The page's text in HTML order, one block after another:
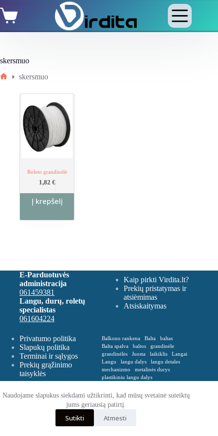
to
content
Naudojame slapukus siekdami užtikrinti, kad mūsų svetainė suteiktų
jums geriausią patirtį.
Sutikti Atmesti
Shopping
cart
skersmuo
skersmuo
Roleto grandinėlė
1,82 €
Į krepšelį
E-Parduotuvės
administracija
061459381
Langu, durų, roletų
specialistas
061604224
Kaip pirkti Virdita.lt?
Prekių pristatymas ir
atsiėmimas
Atsiskaitymas
Privatumo politika
Slapukų politika
Terminai ir sąlygos
Prekių grąžinimo
taisyklės
Balkono rankena Balta
baltas
Balta spalva
baltos
grandinėle
grandinėlės
Juosta laikiklis
Langai
Langu
langu dalys
langu detales
mechanizmo
metalinės durys
plastikiniu langu dalys
Rankena
Remontas
roletu dalys
roletų ir žaliuzių dalys
Spalva balta
VERTIKALIŲ